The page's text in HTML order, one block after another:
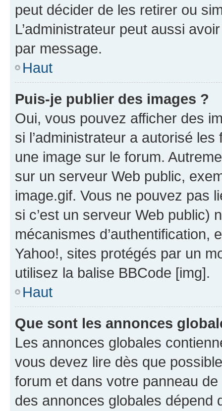
peut décider de les retirer ou
L’administrateur peut aussi
par message.
Haut
Puis-je publier des images ?
Oui, vous pouvez afficher des
si l’administrateur a autorisé
une image sur le forum.
sur un serveur Web public,
image.gif. Vous ne pouvez pas
si c’est un serveur Web public)
mécanismes d’authentification,
Yahoo!, sites protégés par un
utilisez la balise BBCode [img].
Haut
Que sont les annonces
Les annonces globales
vous devez lire dès que
forum et dans votre panneau
des annonces globales dépend